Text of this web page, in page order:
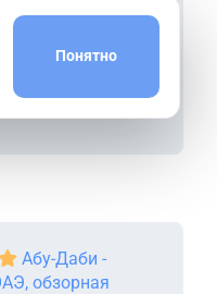
! Рекомендуем,
Нашему гиду
в работе,
клиентов и до
Абу-Даби -
обзорная
Понятно